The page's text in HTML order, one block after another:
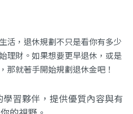
活，退休規劃不只是看你有多少
理財。如果想要更早退休，或是
那就著手開始規劃退休金吧！
學習夥伴，提供優質內容與有